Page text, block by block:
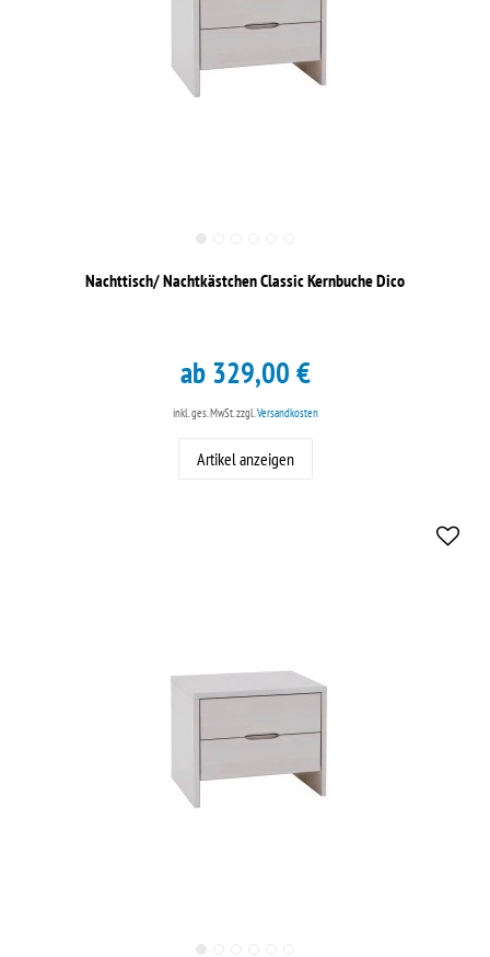
Nachttisch/ Nachtkästchen Classic Kernbuche Dico
ab 329,00 €
inkl. ges. MwSt. zzgl. Versandkosten
Artikel anzeigen